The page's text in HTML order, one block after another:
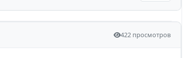
422 просмотров